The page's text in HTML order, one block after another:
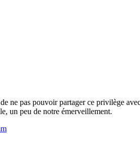
ne pas pouvoir partager ce privilège
un peu de notre émerveillement.